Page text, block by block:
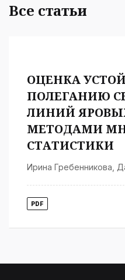
Все статьи
ОЦЕНКА
ПОЛЕГАНИЮ
ЛИНИЙ
МЕТОДАМИ
СТАТИСТИКИ
Ирина Гребенникова
PDF